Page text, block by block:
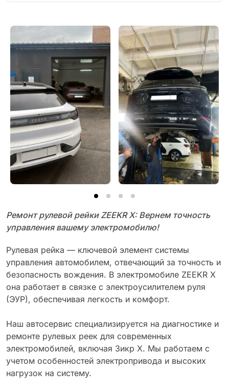
Ремонт рулевой рейки ZEEKR X: Вернем точность
управления вашему электромобилю!
Рулевая рейка — ключевой элемент системы
управления автомобилем, отвечающий за точность и
безопасность вождения. В электромобиле ZEEKR X
она работает в связке с электроусилителем руля
(ЭУР), обеспечивая легкость и комфорт.
Наш автосервис специализируется на диагностике и
ремонте рулевых реек для современных
электромобилей, включая Зикр X. Мы работаем с
учетом особенностей электропривода и высоких
нагрузок на систему.